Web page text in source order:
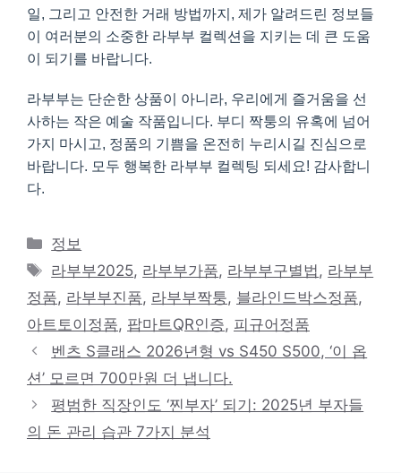
일, 그리고 안전한 거래 방법까지, 제가 알려드린 정보들
이 여러분의 소중한 라부부 컬렉션을 지키는 데 큰 도움
이 되기를 바랍니다.
라부부는 단순한 상품이 아니라, 우리에게 즐거움을 선
사하는 작은 예술 작품입니다. 부디 짝퉁의 유혹에 넘어
가지 마시고, 정품의 기쁨을 온전히 누리시길 진심으로
바랍니다. 모두 행복한 라부부 컬렉팅 되세요! 감사합니
다.
카
테
고
리
정보
태
그
라부부2025, 라부부가품, 라부부구별법 , 라부부
정품, 라부부진품, 라부부짝퉁, 블라인드박스정품,
아트토이정품, 팝마트QR인증, 피규어정품
벤츠 S클래스 2026년형 vs S450 S500, ‘이 옵
션’ 모르면 700만원 더 냅니다.
평범한 직장인도 ‘찐부자’ 되기: 2025년 부자들
의 돈 관리 습관 7가지 분석